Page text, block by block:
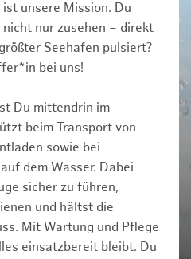
unsere Mission. Du
nur zusehen – direkt
Seehafen pulsiert?
bei uns!
Du mittendrin im
beim Transport von
sowie bei
dem Wasser. Dabei
sicher zu führen,
und hältst die
Mit Wartung und Pflege
einsatzbereit bleibt. Du